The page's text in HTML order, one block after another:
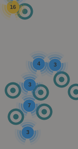
4
16
3
7
3
3